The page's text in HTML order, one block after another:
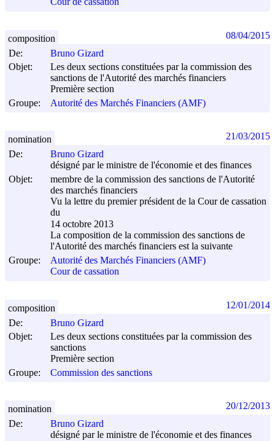
De:
Bruno Gizard
Objet:
Les deux sections constituées par la commission des
sanctions de l'Autorité des marchés financiers
Première section
Groupe:
Autorité des Marchés Financiers (AMF)
composition 08/04/2015
De:
Bruno Gizard
désigné par le ministre de l'économie et des finances
Objet:
membre de la commission des sanctions de l'Autorité
des marchés financiers
Vu la lettre du premier président de la Cour de cassation
du
14 octobre 2013
La composition de la commission des sanctions de
l'Autorité des marchés financiers est la suivante
Groupe:
Autorité des Marchés Financiers (AMF)
Cour de cassation
nomination 21/03/2015
De:
Bruno Gizard
Objet:
Les deux sections constituées par la commission des
sanctions
Première section
Groupe:
Commission des sanctions
composition 12/01/2014
De:
Bruno Gizard
désigné par le ministre de l'économie et des finances
nomination 20/12/2013